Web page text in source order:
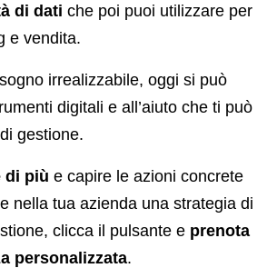
di dati che poi puoi utilizzare per
e vendita.
irrealizzabile, oggi si può
digitali e all’aiuto che ti può
gestione.
di più e capire le azioni concrete
nella tua azienda una strategia di
clicca il pulsante e prenota
personalizzata.